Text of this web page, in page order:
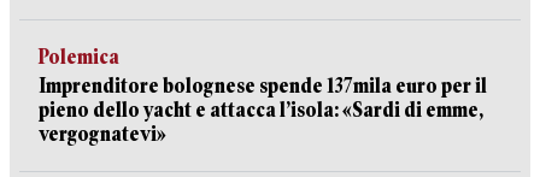
Polemica
Imprenditore bolognese spende 137mila euro per il
pieno dello yacht e attacca l’isola: «Sardi di emme,
vergognatevi»